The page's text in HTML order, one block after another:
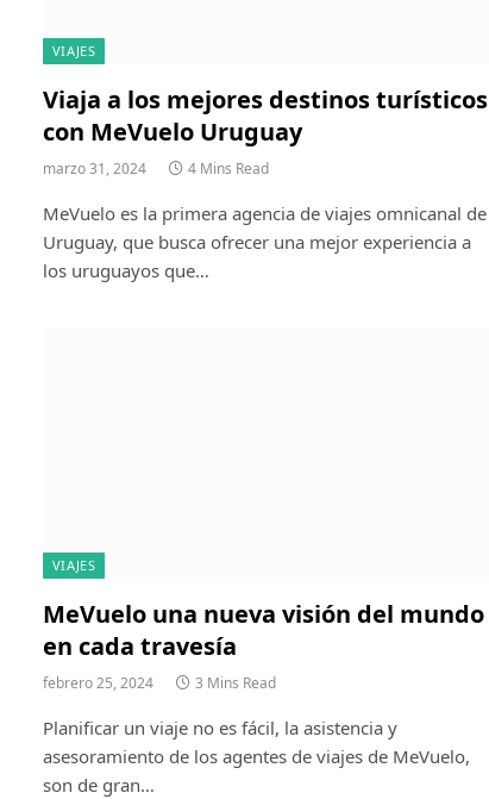
VIAJES
Viaja a los mejores destinos turísticos
con MeVuelo Uruguay
marzo 31, 2024 4 Mins Read
MeVuelo es la primera agencia de viajes omnicanal de
Uruguay, que busca ofrecer una mejor experiencia a
los uruguayos que…
VIAJES
MeVuelo una nueva visión del mundo
en cada travesía
febrero 25, 2024 3 Mins Read
Planificar un viaje no es fácil, la asistencia y
asesoramiento de los agentes de viajes de MeVuelo,
son de gran…